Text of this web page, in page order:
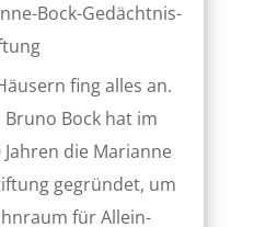
Bock-Gedächtnis-
fing alles an.
Bock hat im
die Marianne
gegründet, um
für Allein­